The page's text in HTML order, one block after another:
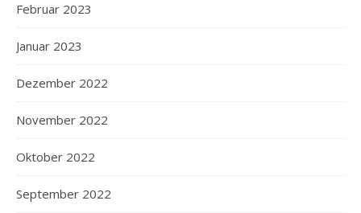
Februar 2023
Januar 2023
Dezember 2022
November 2022
Oktober 2022
September 2022